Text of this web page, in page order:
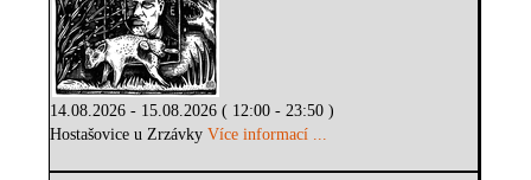
14.08.2026 - 15.08.2026 ( 12:00 - 23:50 )
Hostašovice u ZrzávkyVíce informací ...